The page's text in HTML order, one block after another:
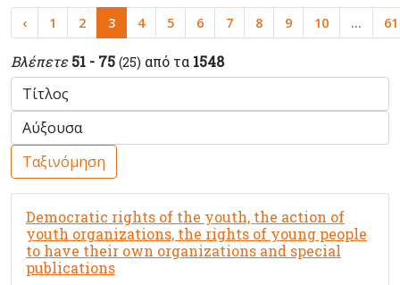
‹ 1 2 3 4 5 6 7 8 9 10 ... 61
Βλέπετε 51 - 75 (25) από τα 1548
Ταξινόμηση
Democratic rights of the youth, the action of
youth organizations, the rights of young people
to have their own organizations and special
publications